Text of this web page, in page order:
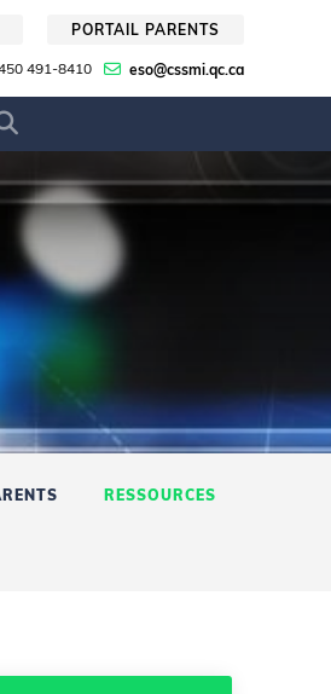
PORTAIL PARENTS
491-8410 eso@cssmi.qc.ca
RESSOURCES